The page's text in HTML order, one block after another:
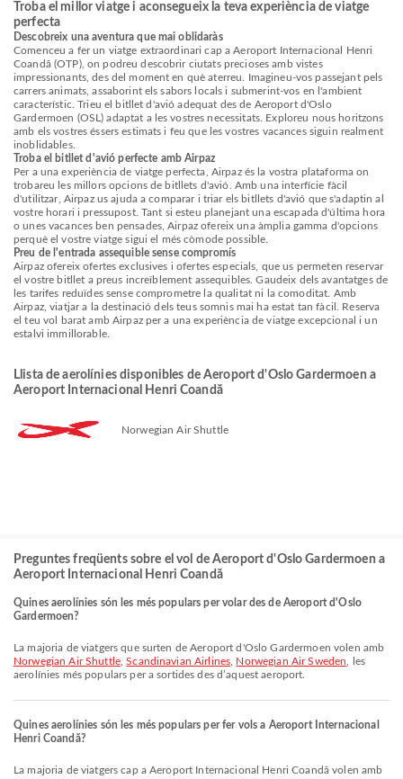
Troba el millor viatge i aconsegueix la teva experiència de viatge
perfecta
Descobreix una aventura que mai oblidaràs
Comenceu a fer un viatge extraordinari cap a Aeroport Internacional Henri
Coandă (OTP), on podreu descobrir ciutats precioses amb vistes
impressionants, des del moment en què aterreu. Imagineu-vos passejant pels
carrers animats, assaborint els sabors locals i submerint-vos en l'ambient
característic. Trieu el bitllet d'avió adequat des de Aeroport d'Oslo
Gardermoen (OSL) adaptat a les vostres necessitats. Exploreu nous horitzons
amb els vostres éssers estimats i feu que les vostres vacances siguin realment
inoblidables.
Troba el bitllet d'avió perfecte amb Airpaz
Per a una experiència de viatge perfecta, Airpaz és la vostra plataforma on
trobareu les millors opcions de bitllets d'avió. Amb una interfície fàcil
d'utilitzar, Airpaz us ajuda a comparar i triar els bitllets d'avió que s'adaptin al
vostre horari i pressupost. Tant si esteu planejant una escapada d'última hora
o unes vacances ben pensades, Airpaz ofereix una àmplia gamma d'opcions
perquè el vostre viatge sigui el més còmode possible.
Preu de l'entrada assequible sense compromís
Airpaz ofereix ofertes exclusives i ofertes especials, que us permeten reservar
el vostre bitllet a preus increïblement assequibles. Gaudeix dels avantatges de
les tarifes reduïdes sense comprometre la qualitat ni la comoditat. Amb
Airpaz, viatjar a la destinació dels teus somnis mai ha estat tan fàcil. Reserva
el teu vol barat amb Airpaz per a una experiència de viatge excepcional i un
estalvi immillorable.
Llista de aerolínies disponibles de Aeroport d'Oslo Gardermoen a
Aeroport Internacional Henri Coandă
Norwegian Air Shuttle
Preguntes freqüents sobre el vol de Aeroport d'Oslo Gardermoen a
Aeroport Internacional Henri Coandă
Quines aerolínies són les més populars per volar des de Aeroport d'Oslo
Gardermoen?
La majoria de viatgers que surten de Aeroport d'Oslo Gardermoen volen amb
Norwegian Air Shuttle,Scandinavian Airlines Norwegian Air Sweden
, les
aerolínies més populars per a sortides des d’aquest aeroport.
Quines aerolínies són les més populars per fer vols a Aeroport Internacional
Henri Coandă?
La majoria de viatgers cap a Aeroport Internacional Henri Coandă volen amb